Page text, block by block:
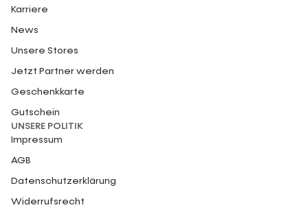
Karriere
News
Unsere Stores
Jetzt Partner werden
Geschenkkarte
Gutschein
UNSERE POLITIK
Impressum
AGB
Datenschutzerklärung
Widerrufsrecht